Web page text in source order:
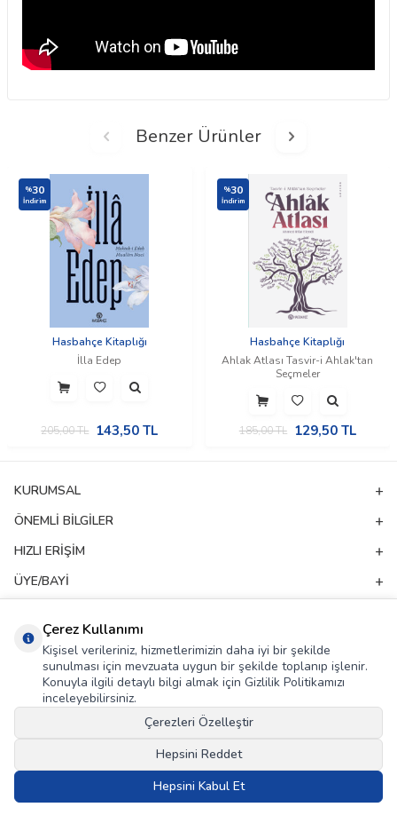
Benzer Ürünler
%30
İndirim
Hasbahçe Kitaplığı
İlla Edep
205,00TL 143,50 TL
%30
İndirim
Hasbahçe Kitaplığı
Ahlak Atlası Tasvir-i Ahlak'tan
Seçmeler
185,00TL 129,50TL
KURUMSAL
ÖNEMLI BILGILER
HIZLI ERIŞIM
ÜYE/BAYI
E-Bülten Aboneliği
Kampanya ve yeniliklerden haberdar olmak için e-bültenimize abone olun!
, Okudum, Kabul Ediyorum.
T-SoftE-TicaretSistemleriyle Hazırlanmıştır.
Çerez Kullanımı
Kişisel verileriniz, hizmetlerimizin daha iyi bir şekilde
sunulması için mevzuata uygun bir şekilde toplanıp işlenir.
Konuyla ilgili detaylı bilgi almak için Gizlilik Politikamızı
inceleyebilirsiniz.
Çerezleri Özelleştir
Hepsini Reddet
Hepsini Kabul Et